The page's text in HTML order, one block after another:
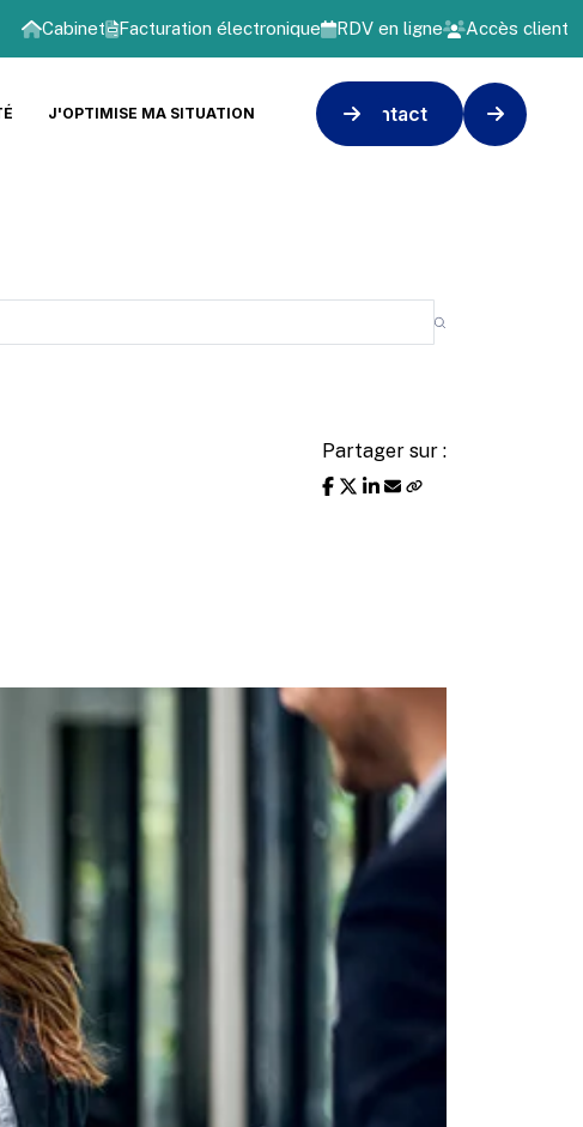
Cabinet Facturation électronique RDV en ligne Accès client
J'OPTIMISE MA SITUATION Contact
Partager sur :